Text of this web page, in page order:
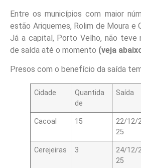
Entre os municípios com maior
estão Ariquemes, Rolim de Moura e
Já a capital, Porto Velho, não teve
de saída até o momento (veja
Presos com o benefício da saída
Cidade
Quantida
de
Saída
Cacoal 15
22/12/
25
Cerejeiras 3
24/12/
25